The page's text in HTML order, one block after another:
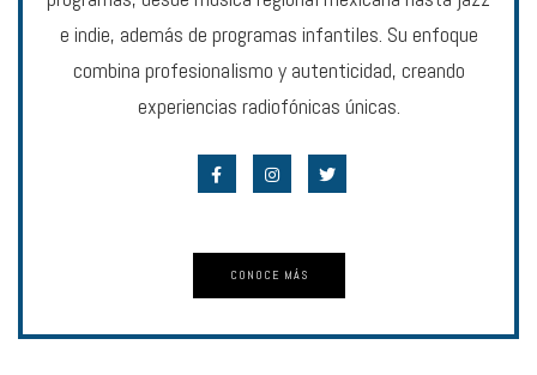
e indie, además de programas infantiles. Su enfoque
combina profesionalismo y autenticidad, creando
experiencias radiofónicas únicas.
CONOCE MÁS